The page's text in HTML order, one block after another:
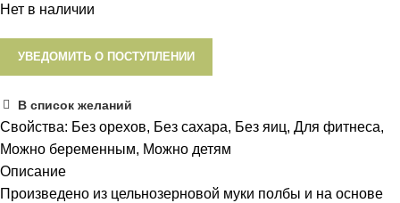
Нет в наличии
УВЕДОМИТЬ О ПОСТУПЛЕНИИ
В список желаний
Свойства: Без орехов, Без сахара, Без яиц, Для фитнеса,
Можно беременным, Можно детям
Описание
Произведено из цельнозерновой муки полбы и на основе